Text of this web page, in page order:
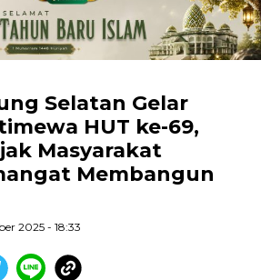
Selatan Gelar
HUT ke-69,
Masyarakat
Membangun
2025 - 18:33